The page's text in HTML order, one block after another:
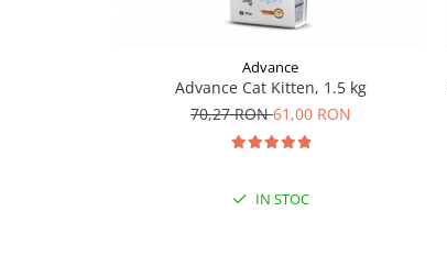
Advance
Advance Cat Kitten, 1.5 kg
70,27 RON61,00 RON
IN STOC